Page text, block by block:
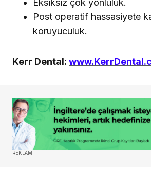
Post operatif hassasiyete
koruyuculuk.
Kerr Dental:
REKLAM